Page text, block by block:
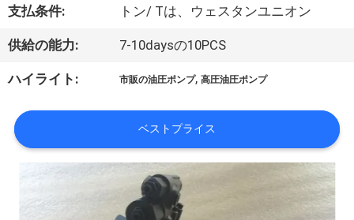
管
理
達
支払条件: トン/ Tは、ウェスタンユニオン
供給の能力: 7-10daysの10PCS
ハイライト: 市販の油圧ポンプ,高圧油圧ポンプ
ベストプライス